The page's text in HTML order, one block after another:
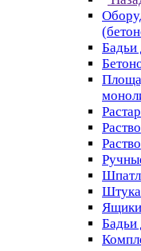
Бадьи
Ящики
Бадьи